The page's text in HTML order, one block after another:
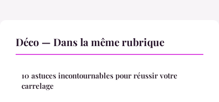
Déco — Dans la même rubrique
10 astuces incontournables pour réussir votre
carrelage